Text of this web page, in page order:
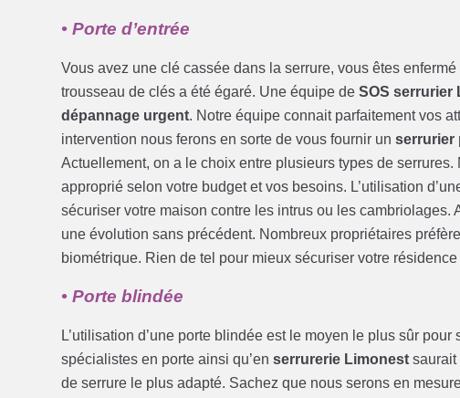
• Porte d’entrée
Vous avez une clé cassée dans la serrure, vous êtes
trousseau de clés a été égaré. Une équipe deSOS serrurier
dépannage urgent. Notre équipe connait parfaitement vos
intervention nous ferons en sorte de vous fournir unserrurier
Actuellement, on a le choix entre plusieurs types de
approprié selon votre budget et vos besoins. L’utilisation
sécuriser votre maison contre les intrus ou les
une évolution sans précédent. Nombreux propriétaires
biométrique. Rien de tel pour mieux sécuriser votre
• Porte blindée
L’utilisation d’une porte blindée est le moyen le plus sûr
spécialistes en porte ainsi qu’enserrurerie Limonest saurait
de serrure le plus adapté. Sachez que nous serons en